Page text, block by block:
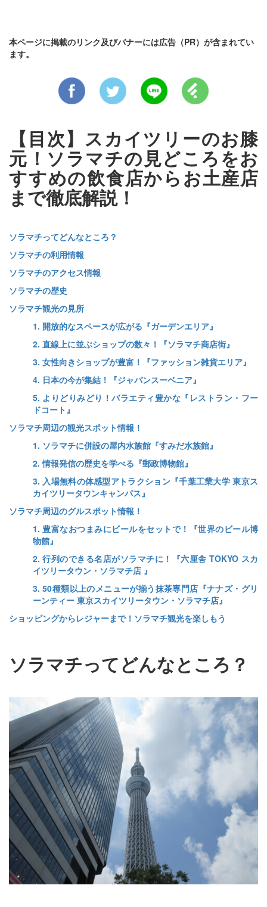
本ページに掲載のリンク及びバナーには広告（PR）が含まれてい
ます。
【目次】スカイツリーのお膝
元！ソラマチの見どころをお
すすめの飲食店からお土産店
まで徹底解説！
ソラマチってどんなところ？
ソラマチの利用情報
ソラマチのアクセス情報
ソラマチの歴史
ソラマチ観光の見所
1. 開放的なスペースが広がる『ガーデンエリア』
2. 直線上に並ぶショップの数々！『ソラマチ商店街』
3. 女性向きショップが豊富！『ファッション雑貨エリア』
4. 日本の今が集結！『ジャパンスーベニア』
5. よりどりみどり！バラエティ豊かな『レストラン・フー
ドコート』
ソラマチ周辺の観光スポット情報！
1. ソラマチに併設の屋内水族館『すみだ水族館』
2. 情報発信の歴史を学べる『郵政博物館』
3. 入場無料の体感型アトラクション『千葉工業大学 東京ス
カイツリータウンキャンパス』
ソラマチ周辺のグルスポット情報！
1. 豊富なおつまみにビールをセットで！『世界のビール博
物館』
2. 行列のできる名店がソラマチに！『六厘舎 TOKYO スカ
イツリータウン・ソラマチ店 』
3. 50種類以上のメニューが揃う抹茶専門店『ナナズ・グリ
ーンティー 東京スカイツリータウン・ソラマチ店』
ショッピングからレジャーまで！ソラマチ観光を楽しもう
ソラマチってどんなところ？